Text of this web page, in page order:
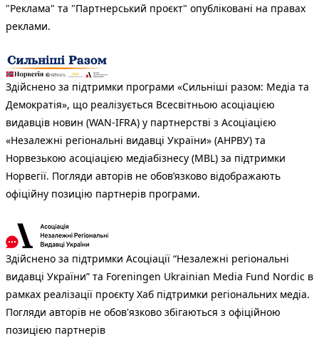
"Реклама" та "Партнерський проєкт" опубліковані на правах
реклами.
Здійснено за підтримки програми «Сильніші разом: Медіа та
Демократія», що реалізується Всесвітньою асоціацією
видавців новин (WAN-IFRA) у партнерстві з Асоціацією
«Незалежні регіональні видавці України» (АНРВУ) та
Норвезькою асоціацією медіабізнесу (MBL) за підтримки
Норвегії. Погляди авторів не обов’язково відображають
офіційну позицію партнерів програми.
Здійснено за підтримки Асоціації “Незалежні регіональні
видавці України” та Foreningen Ukrainian Media Fund Nordic в
рамках реалізації проєкту Хаб підтримки регіональних медіа.
Погляди авторів не обов'язково збігаються з офіційною
позицією партнерів